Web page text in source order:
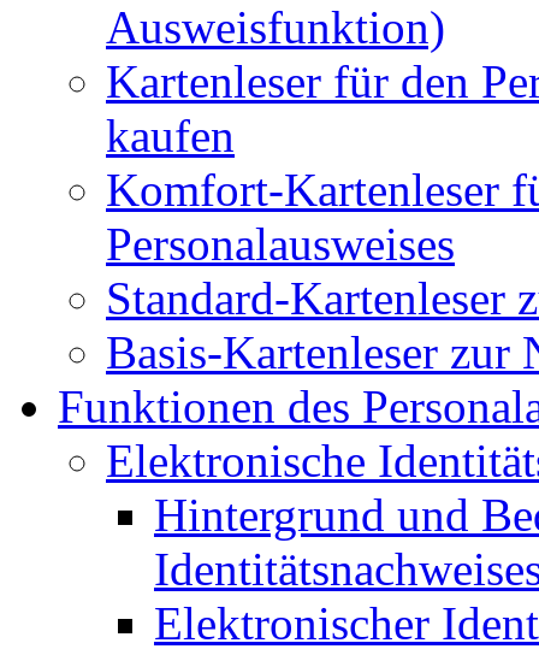
Ausweisfunktion)
Kartenleser für den
kaufen
Komfort-Kartenleser
Personalausweises
Standard-Kartenleser
Basis-Kartenleser
Funktionen des
Elektronische
Hintergrund und
Elektronischer